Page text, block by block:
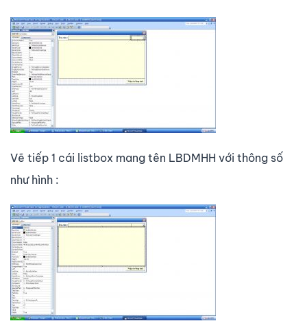
Vẽ tiếp 1 cái listbox mang tên LBDMHH với thông số
như hình :